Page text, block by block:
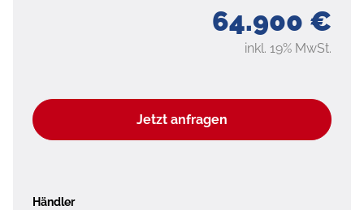
64.900 €
inkl. 19% MwSt.
Jetzt anfragen
Händler